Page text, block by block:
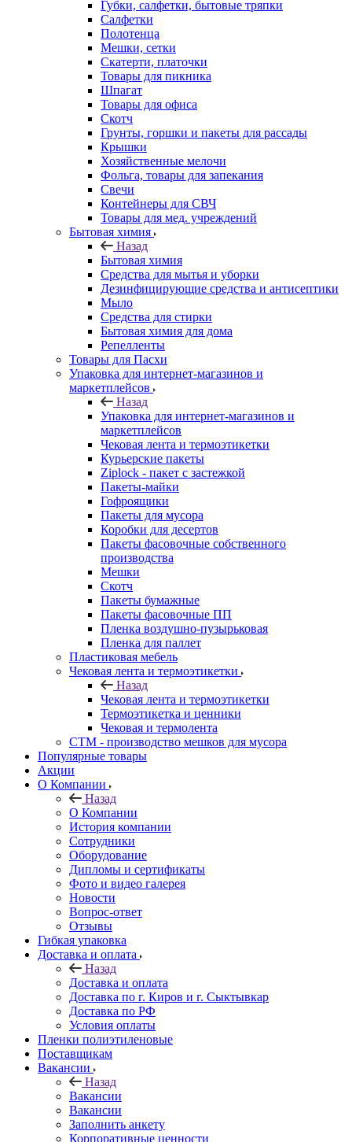
Губки, салфетки, бытовые тряпки
Салфетки
Полотенца
Мешки, сетки
Скатерти, платочки
Товары для пикника
Шпагат
Товары для офиса
Скотч
Грунты, горшки и пакеты для рассады
Крышки
Хозяйственные мелочи
Фольга, товары для запекания
Свечи
Контейнеры для СВЧ
Товары для мед. учреждений
Бытовая химия
Назад
Бытовая химия
Средства для мытья и уборки
Дезинфицирующие средства и антисептики
Мыло
Средства для стирки
Бытовая химия для дома
Репелленты
Товары для Пасхи
Упаковка для интернет-магазинов и
маркетплейсов
Назад
Упаковка для интернет-магазинов и
маркетплейсов
Чековая лента и термоэтикетки
Курьерские пакеты
Ziplock - пакет с застежкой
Пакеты-майки
Гофроящики
Пакеты для мусора
Коробки для десертов
Пакеты фасовочные собственного
производства
Мешки
Скотч
Пакеты бумажные
Пакеты фасовочные ПП
Пленка воздушно-пузырьковая
Пленка для паллет
Пластиковая мебель
Чековая лента и термоэтикетки
Назад
Чековая лента и термоэтикетки
Термоэтикетка и ценники
Чековая и термолента
СТМ - производство мешков для мусора
Популярные товары
Акции
О Компании
Назад
О Компании
История компании
Сотрудники
Оборудование
Дипломы и сертификаты
Фото и видео галерея
Новости
Вопрос-ответ
Отзывы
Гибкая упаковка
Доставка и оплата
Назад
Доставка и оплата
Доставка по г. Киров и г. Сыктывкар
Доставка по РФ
Условия оплаты
Пленки полиэтиленовые
Поставщикам
Вакансии
Назад
Вакансии
Вакансии
Заполнить анкету
Корпоративные ценности